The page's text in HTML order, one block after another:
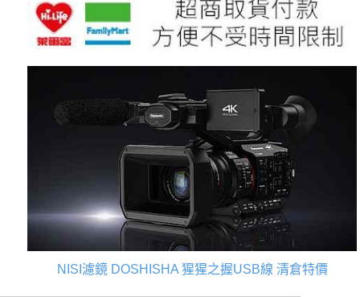
NISI濾鏡 DOSHISHA 猩猩之握USB線 清倉特價